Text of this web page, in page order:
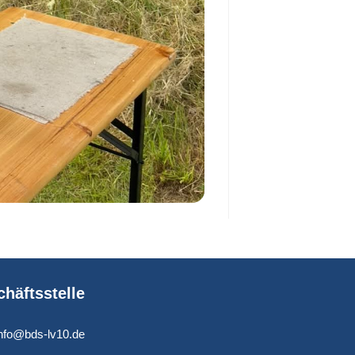
lv10.de